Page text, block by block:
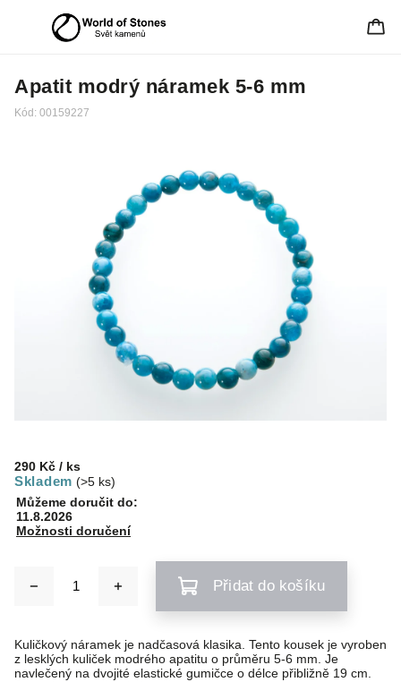
Apatit modrý náramek 5-6 mm
Kód: 00159227
290 Kč / ks
Skladem (>5 ks)
Můžeme doručit do:
11.8.2026
Možnosti doručení
Přidat do košíku
Kuličkový náramek je nadčasová klasika. Tento kousek je vyroben
z lesklých kuliček modrého apatitu o průměru 5-6 mm. Je
navlečený na dvojité elastické gumičce o délce přibližně 19 cm.